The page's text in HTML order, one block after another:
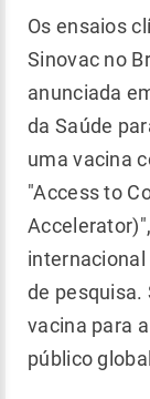
Os ensaios
Sinovac no
anunciada
da Saúde
uma vacina
"Access to
de pesquisa.
vacina para
público